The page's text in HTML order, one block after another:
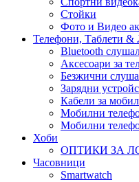
Стойки
Фото и Видео
Телефони, Таблети &
Bluetooth
Аксесоари за
Безжични
Зарядни
Кабели за
Мобилни
Мобилни
Хоби
ОПТИКИ ЗА
Часовници
Smartwatch